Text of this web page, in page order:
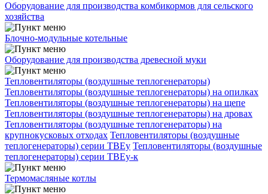
Оборудование для производства комбикормов для сельского
хозяйства
Блочно-модульные котельные
Оборудование для производства древесной муки
Тепловентиляторы (воздушные теплогенераторы)
Тепловентиляторы (воздушные теплогенераторы) на опилках
Тепловентиляторы (воздушные теплогенераторы) на щепе
Тепловентиляторы (воздушные теплогенераторы) на дровах
Тепловентиляторы (воздушные теплогенераторы) на
крупнокусковых отходах Тепловентиляторы (воздушные
теплогенераторы) серии ТВЕу Тепловентиляторы (воздушные
теплогенераторы) серии ТВЕу-к
Термомасляные котлы